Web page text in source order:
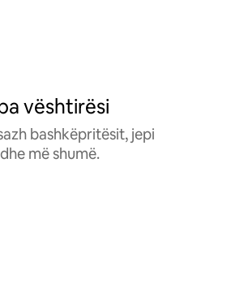
vështirësi
bashkëpritësit, jepi
më shumë.